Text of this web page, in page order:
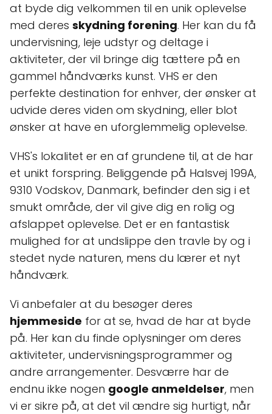
at byde dig velkommen til en unik oplevelse
med deres skydning forening. Her kan du få
undervisning, leje udstyr og deltage i
aktiviteter, der vil bringe dig tættere på en
gammel håndværks kunst. VHS er den
perfekte destination for enhver, der ønsker at
udvide deres viden om skydning, eller blot
ønsker at have en uforglemmelig oplevelse.
VHS's lokalitet er en af grundene til, at de har
et unikt forspring. Beliggende på Halsvej 199A,
9310 Vodskov, Danmark, befinder den sig i et
smukt område, der vil give dig en rolig og
afslappet oplevelse. Det er en fantastisk
mulighed for at undslippe den travle by og i
stedet nyde naturen, mens du lærer et nyt
håndværk.
Vi anbefaler at du besøger deres
hjemmeside for at se, hvad de har at byde
på. Her kan du finde oplysninger om deres
aktiviteter, undervisningsprogrammer og
andre arrangementer. Desværre har de
endnu ikke nogen google anmeldelser, men
vi er sikre på, at det vil ændre sig hurtigt, når